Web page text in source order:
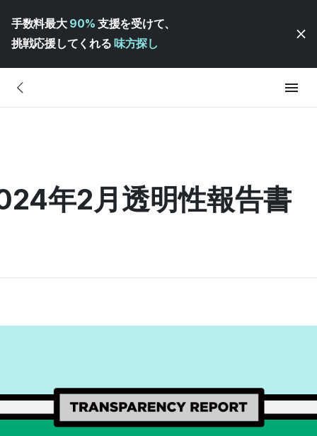
手数料最大 90% 支援を受けて、
挑戦応援してくれる 味方探し
年2月透明性報告書